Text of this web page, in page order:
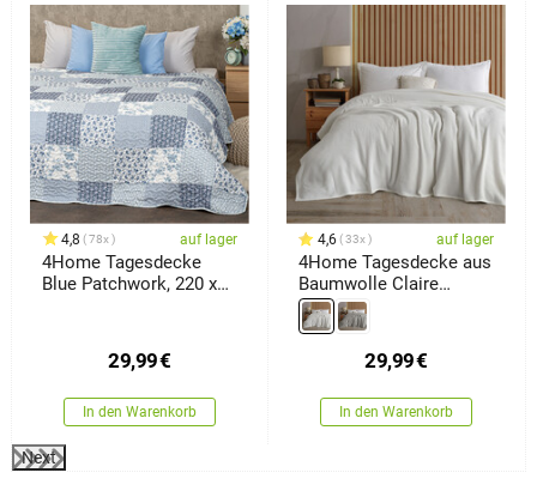
4,8 78x auf lager
4Home Tagesdecke
Blue Patchwork, 220 x
29,99€
In den Warenkorb
4,6 33x auf lager
4Home Tagesdecke aus
Baumwolle Claire
Creme, 220 x 240 cm
29,99€
In den Warenkorb
Next